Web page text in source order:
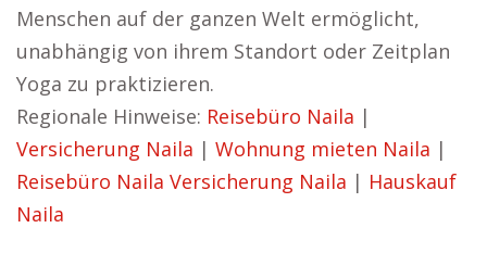
Menschen auf der ganzen Welt ermöglicht,
unabhängig von ihrem Standort oder Zeitplan
Yoga zu praktizieren.
Regionale Hinweise: Reisebüro Naila |
Versicherung Naila | Wohnung mieten Naila |
Reisebüro Naila Versicherung Naila | Hauskauf
Naila